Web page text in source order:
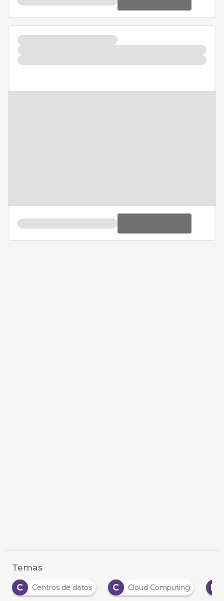
Temas
C
Centros de datos C Cloud Computing D